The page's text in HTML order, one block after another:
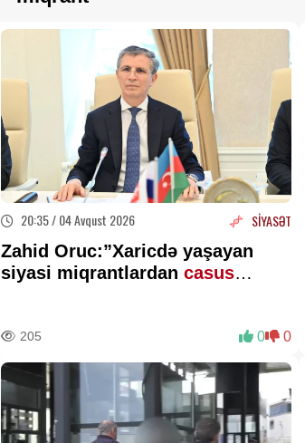
20:35 / 04 Avqust 2026 SİYASƏT
Zahid Oruc:”Xaricdə yaşayan
siyasi miqrantlardan casus
205 0 0